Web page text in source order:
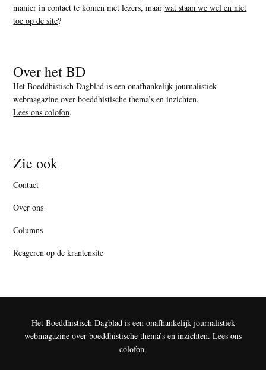
manier in contact te komen met lezers, maarwat staan we wel en niet
toe op de site?
Over het BD
Het Boeddhistisch Dagblad is een onafhankelijk journalistiek
webmagazine over boeddhistische thema’s en inzichten.
Lees ons colofon.
Zie ook
Contact
Over ons
Columns
Reageren op de krantensite
Het Boeddhistisch Dagblad is een onafhankelijk journalistiek
webmagazine over boeddhistische thema’s en inzichten. Lees ons
colofon.